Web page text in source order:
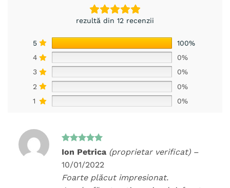
rezultă din 12 recenzii
5
100%
4
0%
3
0%
2
0%
1
0%
Evaluat la
Ion Petrica (proprietar verificat) –
10/01/2022
Foarte plăcut impresionat.